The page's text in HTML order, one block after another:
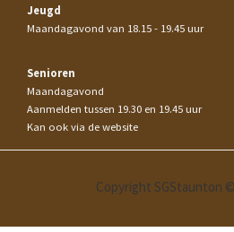
Jeugd
Maandagavond van 18.15 - 19.45 uur
Senioren
Maandagavond
Aanmelden tussen 19.30 en 19.45 uur
Kan ook via de website
Copyright SGStaunton